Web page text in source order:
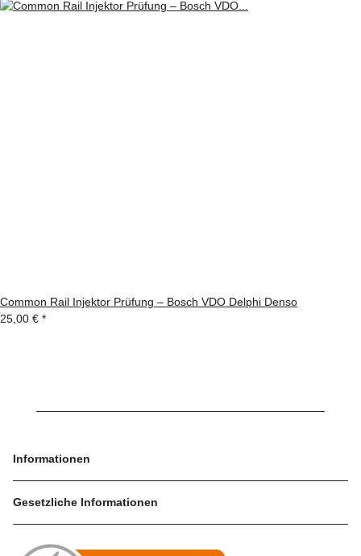
Common Rail Injektor Prüfung – Bosch VDO Delphi Denso
25,00 € *
Informationen
Gesetzliche Informationen